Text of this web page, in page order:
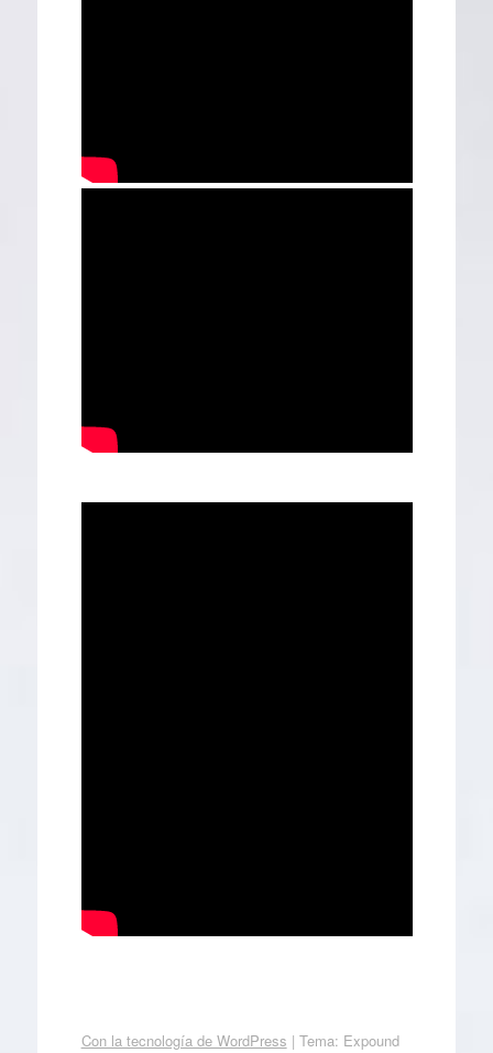
Con la tecnología de WordPress | Tema: Expound